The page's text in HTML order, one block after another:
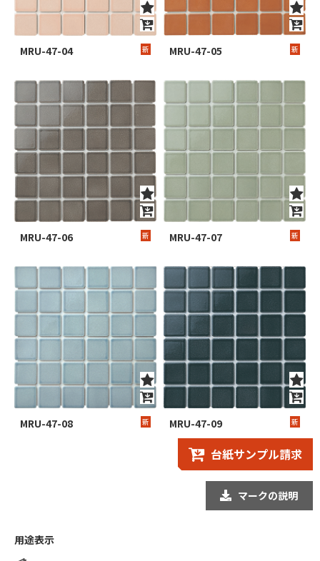
MRU-47-04 新 MRU-47-05 新
MRU-47-06 新 MRU-47-07 新
MRU-47-08 新 MRU-47-09 新
台紙サンプル請求
マークの説明
用途表示